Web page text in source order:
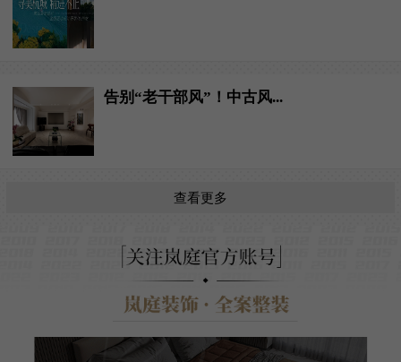
告别“老干部风”！中古风...
查看更多